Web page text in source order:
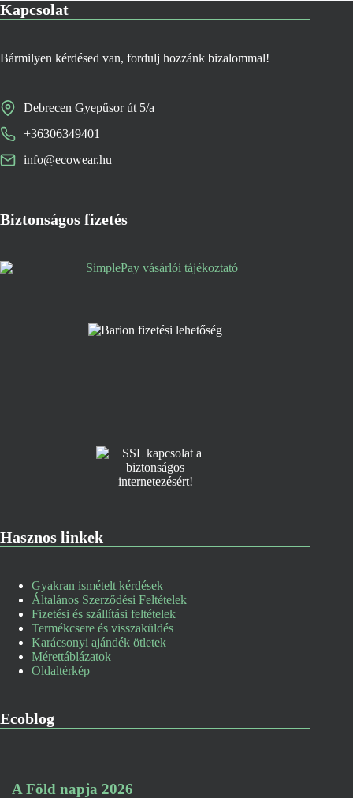
Kapcsolat
Bármilyen kérdésed van, fordulj hozzánk bizalommal!
Debrecen Gyepűsor út 5/a
+36306349401
info@ecowear.hu
Biztonságos fizetés
Hasznos linkek
Gyakran ismételt kérdések
Általános Szerződési Feltételek
Fizetési és szállítási feltételek
Termékcsere és visszaküldés
Karácsonyi ajándék ötletek
Mérettáblázatok
Oldaltérkép
Ecoblog
A Föld napja 2026